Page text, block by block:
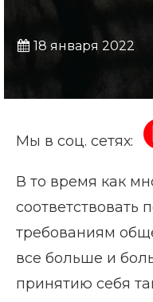
18 января 2022
Мы в соц. сетях:
В то время как
требованиям
все больше и
принятию себя